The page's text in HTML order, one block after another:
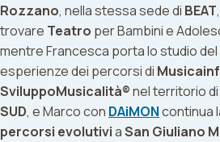
Rozzano, nella stessa sede di BEAT
trovare Teatro per Bambini e
mentre Francesca porta lo studio del
esperienze dei percorsi di
SviluppoMusicalità®nel territorio di
SUD, e Marco con DAiMONcontinua
percorsi evolutiviaSan Giuliano